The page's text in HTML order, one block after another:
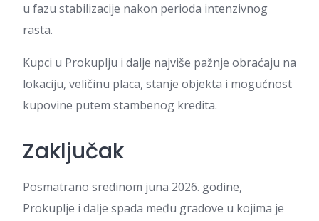
u fazu stabilizacije nakon perioda intenzivnog
rasta.
Kupci u Prokuplju i dalje najviše pažnje obraćaju na
lokaciju, veličinu placa, stanje objekta i mogućnost
kupovine putem stambenog kredita.
Zaključak
Posmatrano sredinom juna 2026. godine,
Prokuplje i dalje spada među gradove u kojima je